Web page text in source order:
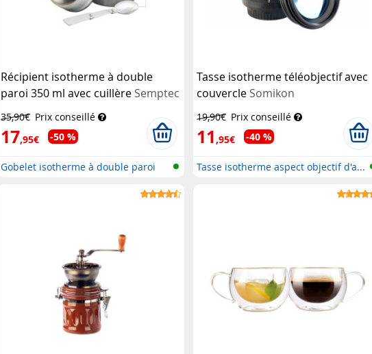
Récipient isotherme à double
paroi 350 ml avec cuillère Semptec
35,90€ Prix conseillé
17,95€ -50 %
Gobelet isotherme à double paroi
Tasse isotherme téléobjectif avec
couvercle Somikon
19,90€ Prix conseillé
11,95€ -40 %
Tasse isotherme aspect objectif d'a...